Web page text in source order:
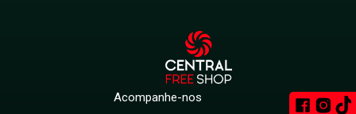
Acompanhe-nos